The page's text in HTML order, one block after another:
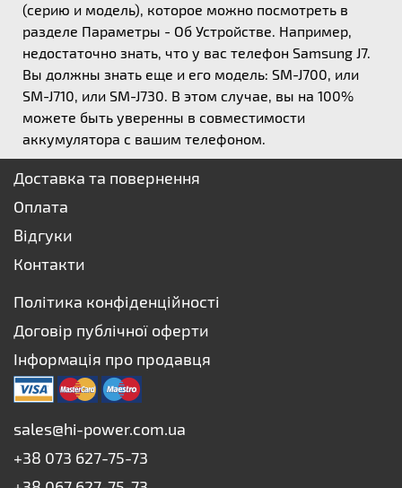
(серию и модель), которое можно посмотреть в
разделе Параметры - Об Устройстве. Например,
недостаточно знать, что у вас телефон Samsung J7.
Вы должны знать еще и его модель: SM-J700, или
SM-J710, или SM-J730. В этом случае, вы на 100%
можете быть уверенны в совместимости
аккумулятора с вашим телефоном.
Доставка та повернення
Оплата
Відгуки
Контакти
Політика конфіденційності
Договір публічної оферти
Інформація про продавця
sales@hi-power.com.ua
+38 073 627-75-73